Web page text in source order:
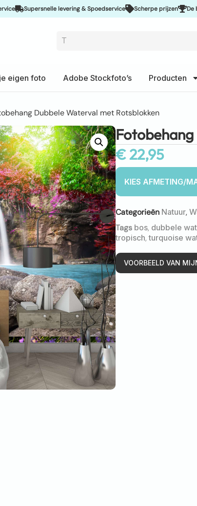
Supersnelle levering & Spoedservice Scherpe prijzen De beste
eigen foto Adobe Stockfoto’s Producten
Dubbele Waterval met Rotsblokken
€22,95
Categorieën Natuur,
Tags bos, dubbele
tropisch,turquoise
VOORBEELD VAN